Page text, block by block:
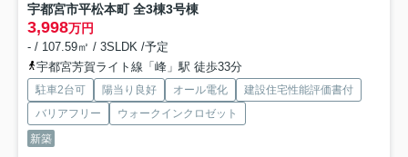
宇都宮市平松本町 全3棟3号棟
3,998万円
- / 107.59㎡ / 3SLDK /予定
宇都宮芳賀ライト線「峰」駅 徒歩33分
駐車2台可 陽当り良好 オール電化
建設住宅性能評価書付
バリアフリー
ウォークインクロゼット
新築